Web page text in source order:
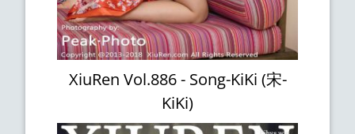
XiuRen Vol.886 - Song-KiKi (宋-
KiKi)